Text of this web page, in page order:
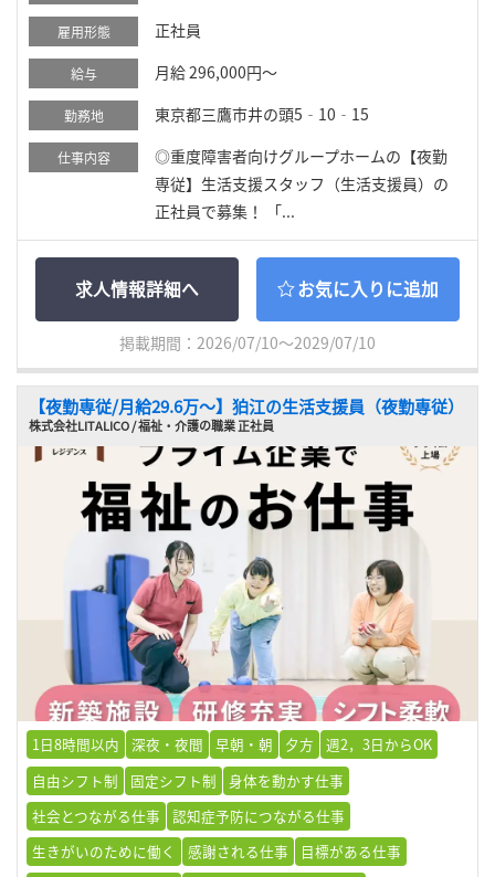
雇用形態 正社員
給与 月給 296,000円～
勤務地 東京都三鷹市井の頭5‐10‐15
仕事内容
◎重度障害者向けグループホームの【夜勤
専従】生活支援スタッフ（生活支援員）の
正社員で募集！ 「...
求人情報詳細へ お気に入りに追加
掲載期間：2026/07/10～2029/07/10
【夜勤専従/月給29.6万〜】狛江の生活支援員（夜勤専従）
株式会社LITALICO / 福祉・介護の職業 正社員
1日8時間以内 深夜・夜間 早朝・朝 夕方
週2，3日からOK
自由シフト制
固定シフト制
身体を動かす仕事
社会とつながる仕事
認知症予防につながる仕事
生きがいのために働く
感謝される仕事
目標がある仕事